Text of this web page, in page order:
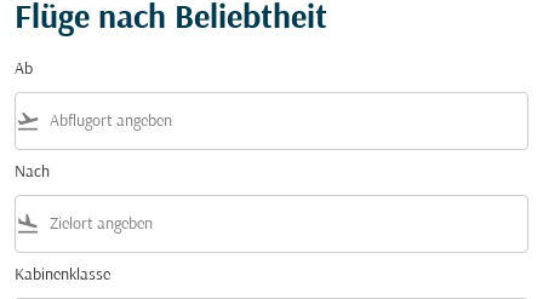
Flüge nach Beliebtheit
Ab
flight_takeoff
Nach
flight_land
Kabinenklasse